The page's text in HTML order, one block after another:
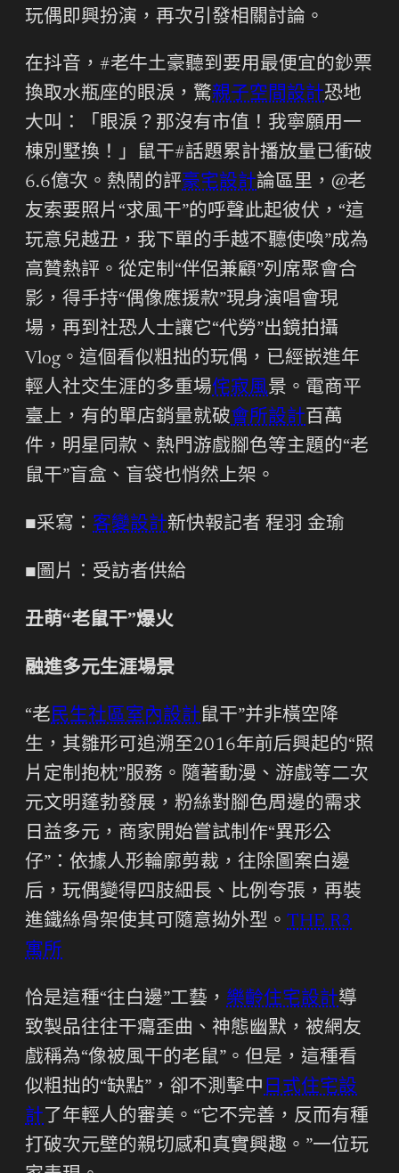
玩偶即興扮演，再次引發相關討論。
在抖音，#老牛土豪聽到要用最便宜的鈔票
換取水瓶座的眼淚，驚親子空間設計恐地
大叫：「眼淚？那沒有市值！我寧願用一
棟別墅換！」鼠干#話題累計播放量已衝破
6.6億次。熱鬧的評豪宅設計論區里，@老
友索要照片“求風干”的呼聲此起彼伏，“這
玩意兒越丑，我下單的手越不聽使喚”成為
高贊熱評。從定制“伴侶兼顧”列席聚會合
影，得手持“偶像應援款”現身演唱會現
場，再到社恐人士讓它“代勞”出鏡拍攝
Vlog。這個看似粗拙的玩偶，已經嵌進年
輕人社交生涯的多重場侘寂風景。電商平
臺上，有的單店銷量就破會所設計 百萬
件，明星同款、熱門游戲腳色等主題的“老
鼠干”盲盒、盲袋也悄然上架。
■采寫： 客變設計新快報記者 程羽 金瑜
■圖片：受訪者供給
丑萌“老鼠干”爆火
融進多元生涯場景
“老民生社區室內設計鼠干”并非橫空降
生，其雛形可追溯至2016年前后興起的“照
片定制抱枕”服務。隨著動漫、游戲等二次
元文明蓬勃發展，粉絲對腳色周邊的需求
日益多元，商家開始嘗試制作“異形公
仔”：依據人形輪廓剪裁，往除圖案白邊
后，玩偶變得四肢細長、比例夸張，再裝
進鐵絲骨架使其可隨意拗外型。 THE R3
寓所
恰是這種“往白邊”工藝， 樂齡住宅設計導
致製品往往干癟歪曲、神態幽默，被網友
戲稱為“像被風干的老鼠”。但是，這種看
似粗拙的“缺點”，卻不測擊中 日式住宅設
計 了年輕人的審美。“它不完善，反而有種
打破次元壁的親切感和真實興趣。”一位玩